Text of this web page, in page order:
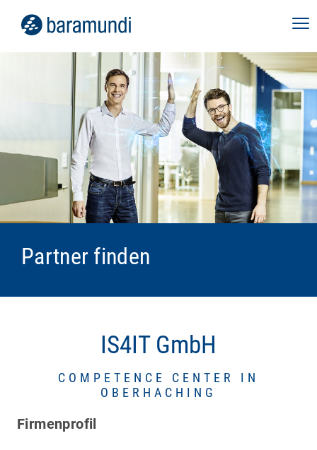
Partner finden
IS4IT GmbH
COMPETENCE CENTER IN
OBERHACHING
Firmenprofil